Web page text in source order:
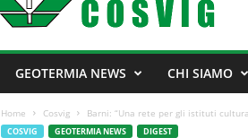
GEOTERMIA NEWS CHI SIAMO
Home Cosvig Barni: “Una rete per gli istituti
COSVIG GEOTERMIA NEWS DIGEST